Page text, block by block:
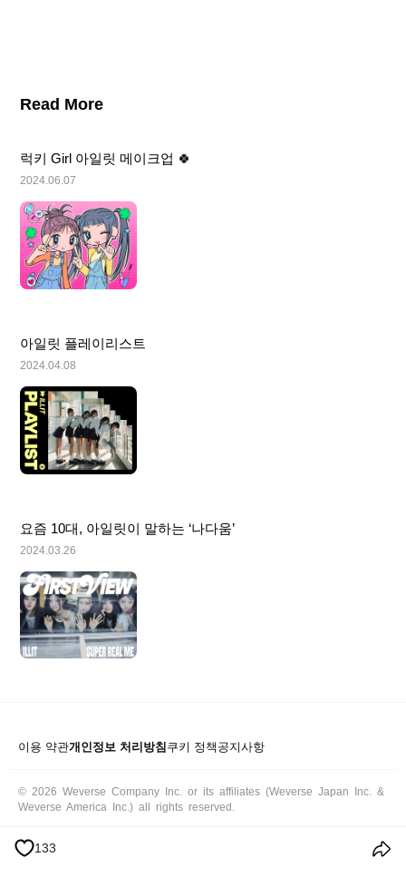
133
Read More
럭키 Girl 아일릿 메이크업 🍀
2024.06.07
아일릿 플레이리스트
2024.04.08
요즘 10대, 아일릿이 말하는 ‘나다움’
2024.03.26
이용 약관개인정보 처리방침 쿠키 정책 공지사항
© 2026 Weverse Company Inc. or its affiliates (Weverse Japan Inc. &
Weverse America Inc.) all rights reserved.